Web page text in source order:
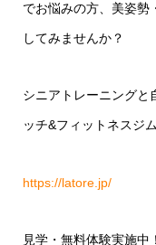
でお悩みの方、美姿勢
してみませんか？
シニアトレーニングと
ッチ&フィットネスジム
https://latore.jp/
見学・無料体験実施中！